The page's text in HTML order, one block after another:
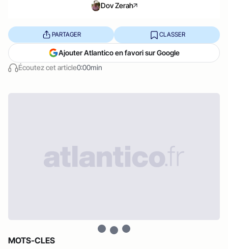
Dov Zerah
Écoutez cet article0:00min
PARTAGER CLASSER
Ajouter Atlantico en favori sur Google
MOTS-CLES